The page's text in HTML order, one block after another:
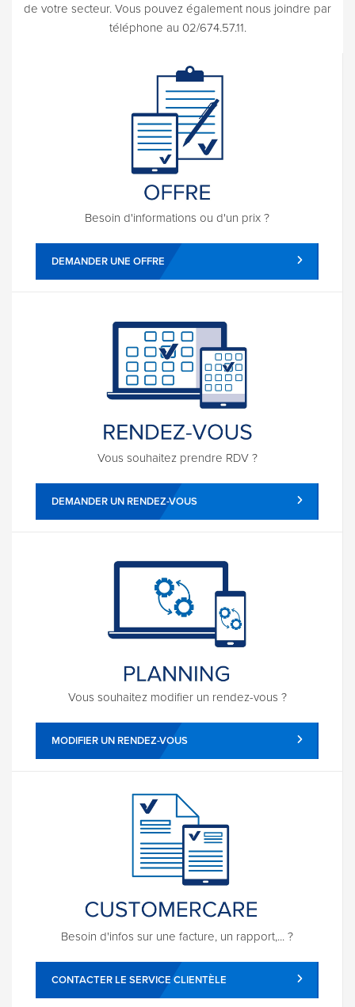
de votre secteur. Vous pouvez également nous joindre par
téléphone au 02/674.57.11.
Besoin d'informations ou d'un prix ?
DEMANDER UNE OFFRE
Vous souhaitez prendre RDV ?
DEMANDER UN RENDEZ-VOUS
Vous souhaitez modifier un rendez-vous ?
MODIFIER UN RENDEZ-VOUS
Besoin d'infos sur une facture, un rapport,... ?
CONTACTER LE SERVICE CLIENTÈLE